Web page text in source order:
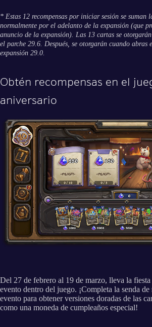
* Estas 12 recompensas por iniciar sesión se suman
normalmente por el adelanto de la expansión (que
anuncio de la expansión). Las 13 cartas se
el parche 29.6. Después, se otorgarán cuando abras
expansión 29.0.
Obtén recompensas en el
aniversario
Del 27 de febrero al 19 de marzo, lleva la
evento dentro del juego. ¡Completa la senda de
evento para obtener versiones doradas de las
como una moneda de cumpleaños especial!